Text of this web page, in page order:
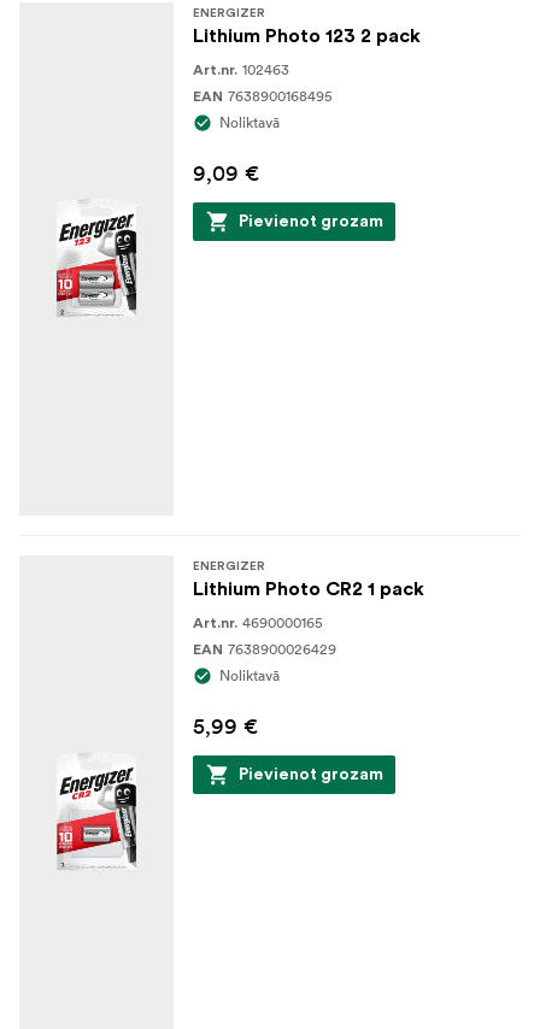
ENERGIZER
Lithium Photo 123 2 pack
Art.nr. 102463
EAN 7638900168495
Noliktavā
9,09 €
Pievienot grozam
ENERGIZER
Lithium Photo CR2 1 pack
Art.nr. 4690000165
EAN 7638900026429
Noliktavā
5,99 €
Pievienot grozam